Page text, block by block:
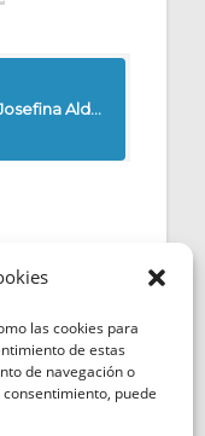
las cookies para
de estas
de navegación o
puede
de Cookies
de Privacidad